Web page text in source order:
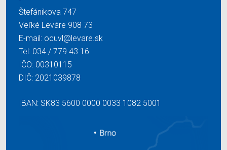
Štefánikova 747
Veľké Leváre 908 73
E-mail: ocuvl@levare.sk
Tel: 034 / 779 43 16
IČO: 00310115
DIČ: 2021039878
IBAN: SK83 5600 0000 0033 1082 5001